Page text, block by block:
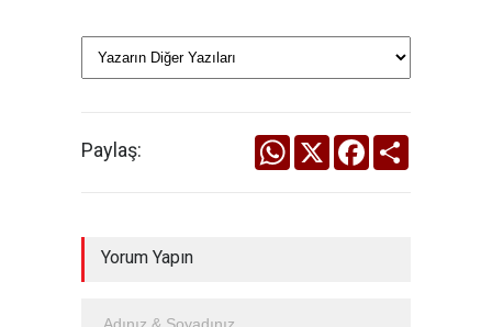
Paylaş: WhatsApp
X Facebook
Yorum Yapın